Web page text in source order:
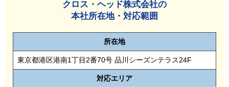
クロス・ヘッド株式会社の
本社所在地・対応範囲
所在地
東京都港区港南1丁目2番70号 品川シーズンテラス24F
対応エリア